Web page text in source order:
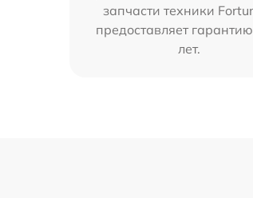
запчасти техники
предоставляет
лет.